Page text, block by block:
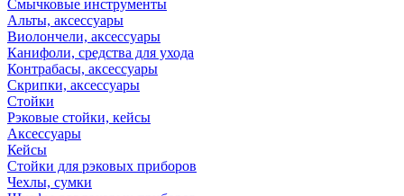
Смычковые инструменты
Альты, аксессуары
Виолончели, аксессуары
Канифоли, средства для ухода
Контрабасы, аксессуары
Скрипки, аксессуары
Стойки
Рэковые стойки, кейсы
Аксессуары
Кейсы
Стойки для рэковых приборов
Чехлы, сумки